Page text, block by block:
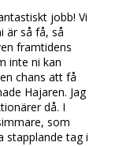
jobb! Vi
är så få, så
framtidens
inte ni kan
chans att få
Hajaren. Jag
då. I
som
stapplande tag i